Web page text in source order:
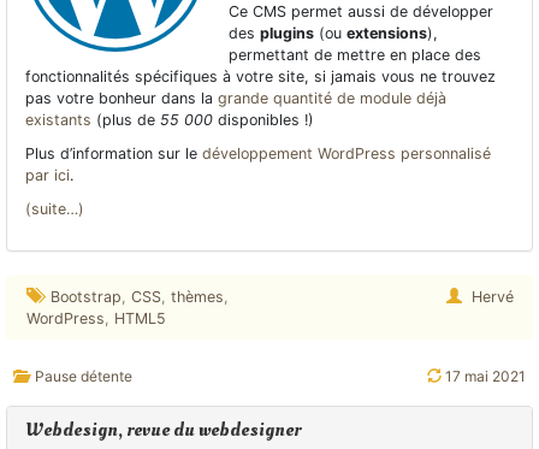
Ce CMS permet aussi de développer
des plugins(ou extensions),
permettant de mettre en place des
fonctionnalités spécifiques à votre site, si jamais vous ne trouvez
pas votre bonheur dans la grande quantité de module déjà
existants (plus de 55 000 disponibles !)
Plus d’information sur le développement WordPress personnalisé
par ici.
(suite…)
Bootstrap CSS, thèmes
WordPress
HTML5
Hervé
Pause détente 17 mai 2021
Webdesign, revue du webdesigner